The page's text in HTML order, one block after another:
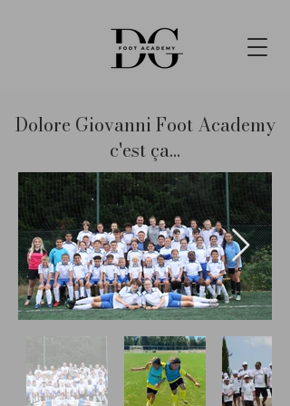
Dolore Giovanni Foot Academy
c'est ça...